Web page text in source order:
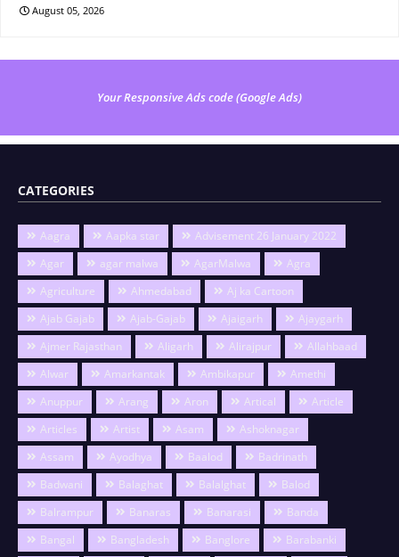
August 05, 2026
Your Responsive Ads code (Google Ads)
CATEGORIES
Aagra Aapka star
Advisement 26 January 2022
Agar
agar malwa AgarMalwa
Agra
Agriculture
Ahmedabad
Aj ka Cartoon
Ajab Gajab
Ajab-Gajab Ajaigarh
Ajaygarh
Ajmer Rajasthan
Aligarh Alirajpur
Allahbaad
Alwar
Amarkantak Ambikapur
Amethi
Anuppur
Arang Aron Artical
Article
Articles
Artist Asam
Ashoknagar
Assam
Ayodhya Baalod
Badrinath
Badwani
Balaghat Balalghat
Balod
Balrampur
Banaras Banarasi
Banda
Bangal
Bangladesh Banglore
Barabanki